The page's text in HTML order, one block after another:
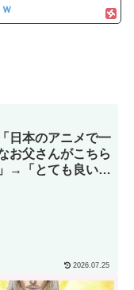
日本のアニメで一
お父さんがこちら
→「とても良い人
2026.07.25